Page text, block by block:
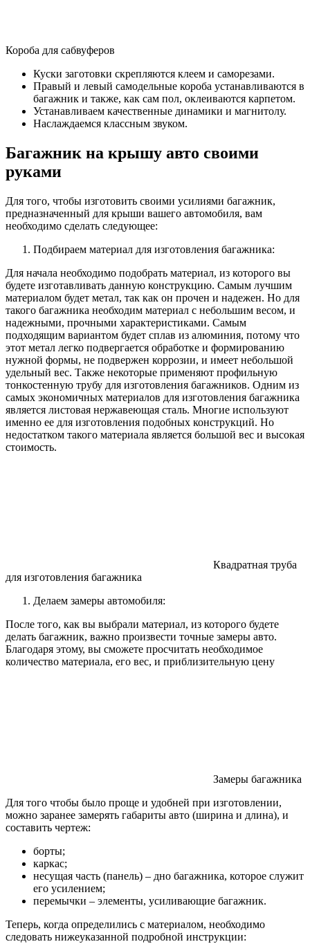
Короба для сабвуферов
Куски заготовки скрепляются клеем и саморезами.
Правый и левый самодельные короба устанавливаются в
багажник и также, как сам пол, оклеиваются карпетом.
Устанавливаем качественные динамики и магнитолу.
Наслаждаемся классным звуком.
Багажник на крышу авто своими
руками
Для того, чтобы изготовить своими усилиями багажник,
предназначенный для крыши вашего автомобиля, вам
необходимо сделать следующее:
Подбираем материал для изготовления багажника:
Для начала необходимо подобрать материал, из которого вы
будете изготавливать данную конструкцию. Самым лучшим
материалом будет метал, так как он прочен и надежен. Но для
такого багажника необходим материал с небольшим весом, и
надежными, прочными характеристиками. Самым
подходящим вариантом будет сплав из алюминия, потому что
этот метал легко подвергается обработке и формированию
нужной формы, не подвержен коррозии, и имеет небольшой
удельный вес. Также некоторые применяют профильную
тонкостенную трубу для изготовления багажников. Одним из
самых экономичных материалов для изготовления багажника
является листовая нержавеющая сталь. Многие используют
именно ее для изготовления подобных конструкций. Но
недостатком такого материала является большой вес и высокая
стоимость.
Квадратная труба
для изготовления багажника
Делаем замеры автомобиля:
После того, как вы выбрали материал, из которого будете
делать багажник, важно произвести точные замеры авто.
Благодаря этому, вы сможете просчитать необходимое
количество материала, его вес, и приблизительную цену
Замеры багажника
Для того чтобы было проще и удобней при изготовлении,
можно заранее замерять габариты авто (ширина и длина), и
составить чертеж:
борты;
каркас;
несущая часть (панель) – дно багажника, которое служит
его усилением;
перемычки – элементы, усиливающие багажник.
Теперь, когда определились с материалом, необходимо
следовать нижеуказанной подробной инструкции: